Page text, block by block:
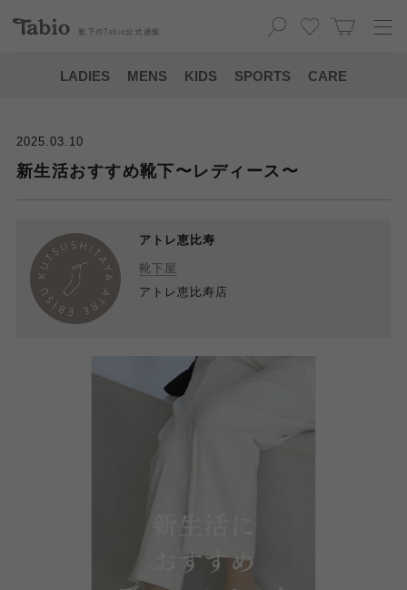
靴下の Tabio 公式通販
LADIES MENS KIDS SPORTS CARE
2025.03.10
新生活おすすめ靴下〜レディース〜
アトレ恵比寿
靴下屋
アトレ恵比寿店